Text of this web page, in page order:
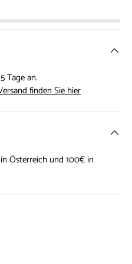
Tage an.
finden Sie hier
Österreich und 100€ in